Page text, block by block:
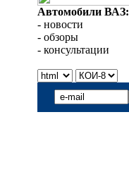
Автомобили ВАЗ:
- новости
- обзоры
- консультации